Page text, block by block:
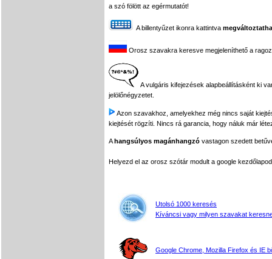
a szó fölött az egérmutatót!
A billentyűzet ikonra kattintva
Orosz szavakra keresve megjeleníthető a
A vulgáris kifejezések alapbeállításként ki
jelölőnégyzetet.
Azon szavakhoz, amelyekhez még nincs saját
kiejtését rögzíti. Nincs rá garancia, hogy náluk már
Ahangsúlyos magánhangzó vastagon szedett
Helyezd el az orosz szótár modult a google
Utolsó 1000 keresés
Kíváncsi vagy milyen szavakat
Google Chrome, Mozilla Firefox és IE